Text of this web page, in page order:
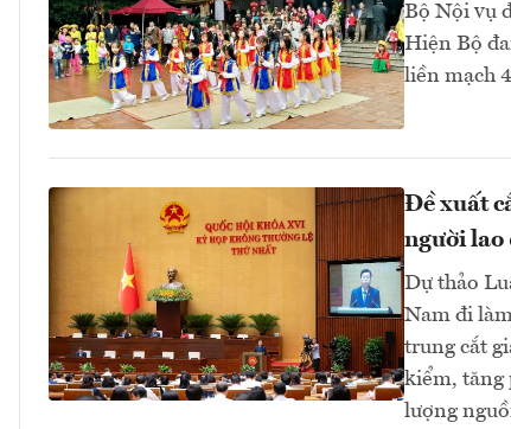
Bộ Nội vụ
Hiện Bộ
liền mạch
Đề xuất
người lao
Dự thảo
Nam đi
trung cắt
kiểm, tăng
lượng